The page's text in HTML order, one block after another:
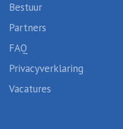
Bestuur
Partners
FAQ
Privacyverklaring
Vacatures